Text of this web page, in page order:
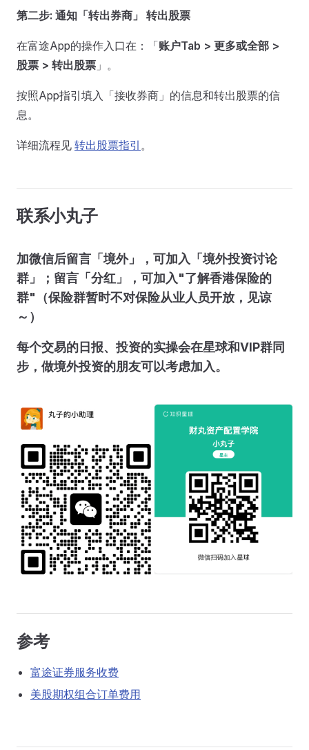
第二步: 通知「转出券商」 转出股票
在富途App的操作入口在：「账户Tab > 更多或全部 >
股票 > 转出股票 」。
按照App指引填入「接收券商」的信息和转出股票的信
息。
详细流程见 转出股票指引 。
联系小丸子
加微信后留言「境外」，可加入「境外投资讨论
群」；留言「分红」，可加入"了解香港保险的
群"（保险群暂时不对保险从业人员开放，见谅
～）
每个交易的日报、投资的实操会在星球和VIP群同
步，做境外投资的朋友可以考虑加入。
参考
富途证券服务收费
美股期权组合订单费用